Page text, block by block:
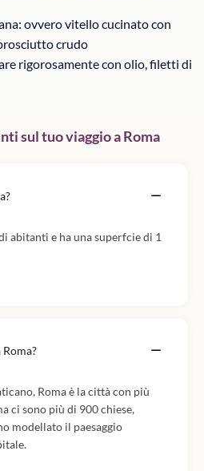
ovvero vitello cucinato con
crudo
rigorosamente con olio, filetti di
sul tuo viaggio a Roma
abitanti e ha una superfcie di 1
Roma è la città con più
ci sono più di 900 chiese,
modellato il paesaggio